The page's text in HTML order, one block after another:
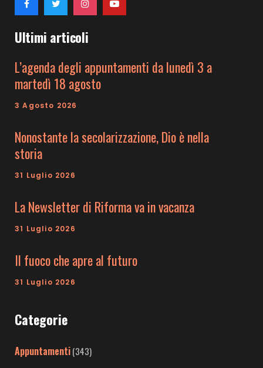
Ultimi articoli
L’agenda degli appuntamenti da lunedì 3 a
martedì 18 agosto
3 Agosto 2026
Nonostante la secolarizzazione, Dio è nella
storia
31 Luglio 2026
La Newsletter di Riforma va in vacanza
31 Luglio 2026
Il fuoco che apre al futuro
31 Luglio 2026
Categorie
Appuntamenti(343)